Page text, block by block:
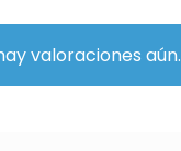
valoraciones aún.